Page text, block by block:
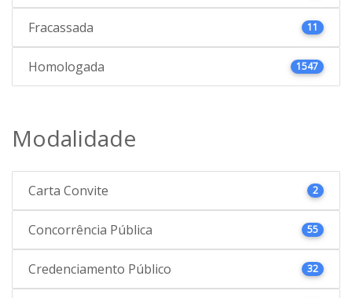
Fracassada 11
Homologada 1547
Modalidade
Carta Convite 2
Concorrência Pública 55
Credenciamento Público 32